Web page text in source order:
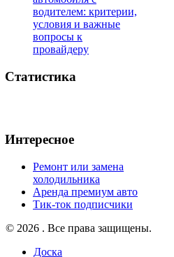
водителем: критерии,
условия и важные
вопросы к
провайдеру
Статистика
Интересное
Ремонт или замена
холодильника
Аренда премиум авто
Тик-ток подписчики
© 2026 . Все права защищены.
Доска